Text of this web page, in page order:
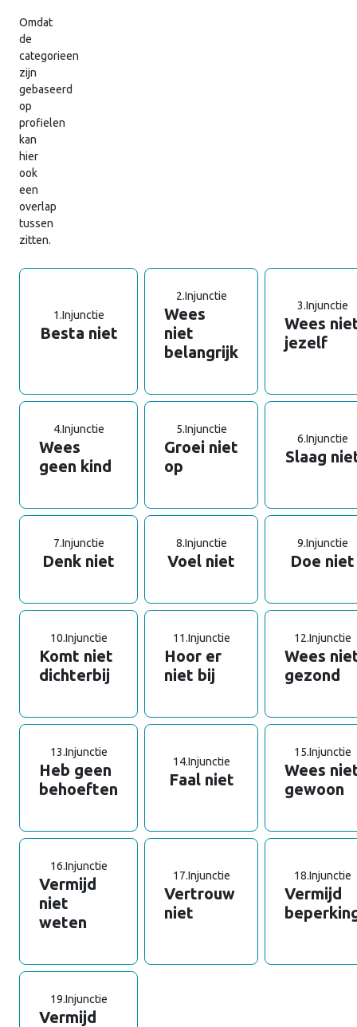
Omdat
de
categorieen
zijn
gebaseerd
op
profielen
kan
hier
ook
een
overlap
tussen
zitten.
1.Injunctie
Besta niet
2.Injunctie
Wees
niet
belangrijk
3.Injunctie
Wees
jezelf
4.Injunctie
Wees
geen kind
5.Injunctie
Groei niet
op
6.Injunctie
Slaag
7.Injunctie
Denk niet
8.Injunctie
Voel niet
9.Injunctie
Doe niet
10.Injunctie
Komt niet
dichterbij
11.Injunctie
Hoor er
niet bij
12.Injunctie
Wees
gezond
13.Injunctie
Heb geen
behoeften
14.Injunctie
Faal niet
15.Injunctie
Wees
gewoon
16.Injunctie
Vermijd
niet
weten
17.Injunctie
Vertrouw
niet
18.Injunctie
Vermijd
19.Injunctie
Vermijd